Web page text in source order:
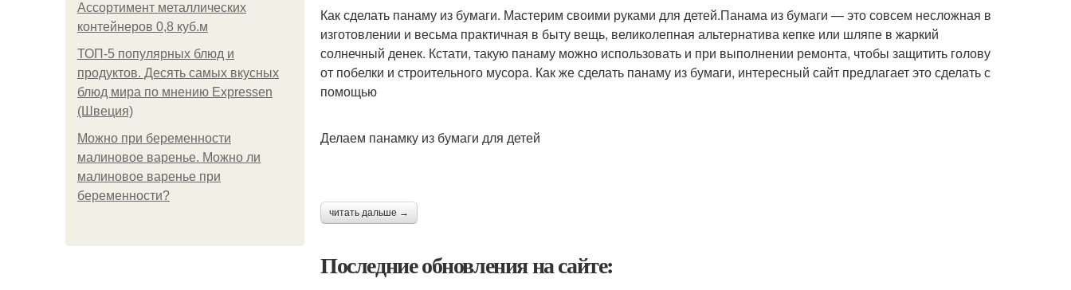
Ассортимент металлических
контейнеров 0,8 куб.м
ТОП-5 популярных блюд и
продуктов. Десять самых вкусных
блюд мира по мнению Expressen
(Швеция)
Можно при беременности
малиновое варенье. Можно ли
малиновое варенье при
беременности?
Как сделать панаму из бумаги. Мастерим своими руками для детей.Панама из бумаги — это совсем несложная в
изготовлении и весьма практичная в быту вещь, великолепная альтернатива кепке или шляпе в жаркий
солнечный денек. Кстати, такую панаму можно использовать и при выполнении ремонта, чтобы защитить голову
от побелки и строительного мусора. Как же сделать панаму из бумаги, интересный сайт предлагает это сделать с
помощью
Делаем панамку из бумаги для детей
читать дальше →
Последние обновления на сайте: